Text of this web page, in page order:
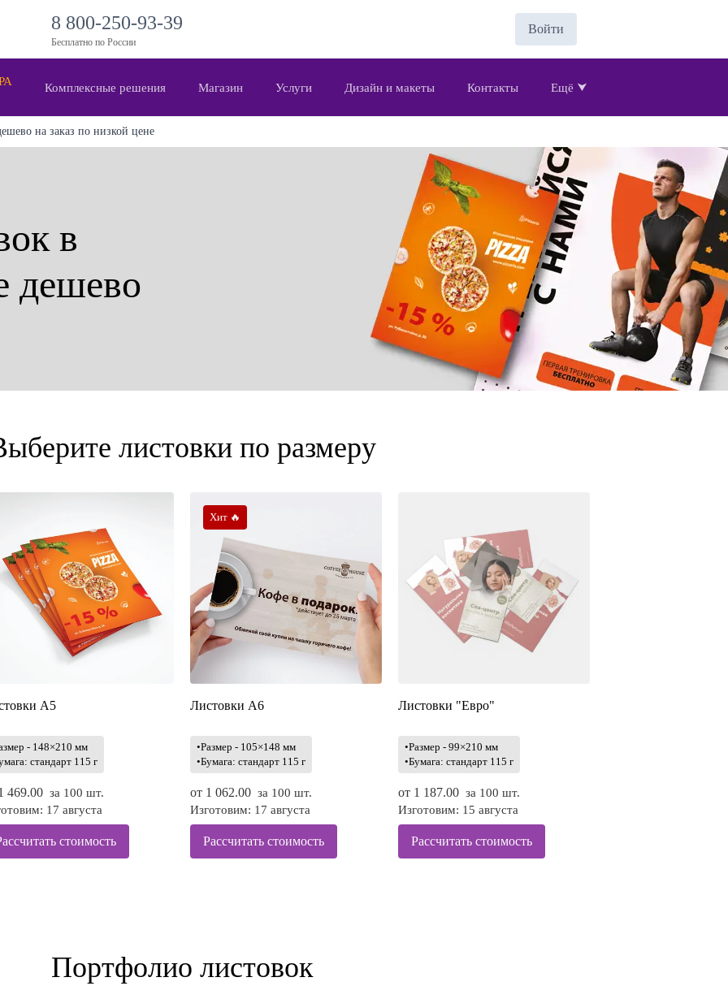
8 800-250-93-39
Бесплатно по России
Войти
Комплексные решения Магазин Услуги Дизайн и макеты Контакты Ещё ⮟
на заказ по низкой цене
в
дешево
листовки по размеру
А5
- 148×210 мм
стандарт 115 г
469.00 за 100 шт.
17 августа
стоимость
Хит 🔥
Листовки А6
•Размер - 105×148 мм
•Бумага: стандарт 115 г
от 1 062.00 за 100 шт.
Изготовим: 17 августа
Рассчитать стоимость
Листовки "Евро"
•Размер - 99×210 мм
•Бумага: стандарт 115 г
от 1 187.00 за 100 шт.
Изготовим: 15 августа
Рассчитать стоимость
Портфолио листовок